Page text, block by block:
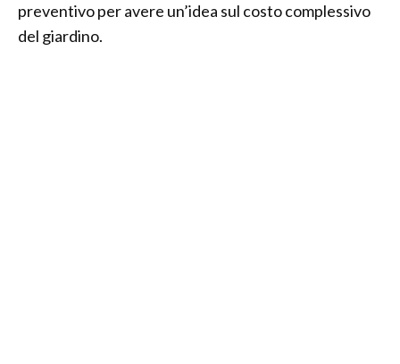
preventivo per avere un’idea sul costo complessivo
del giardino.